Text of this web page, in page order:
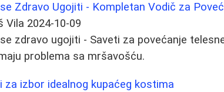
Zdravo Ugojiti - Kompletan Vodič za
Vila 2024-10-09
zdravo ugojiti - Saveti za povećanje
problema sa mršavošću.
za izbor idealnog kupaćeg kostima